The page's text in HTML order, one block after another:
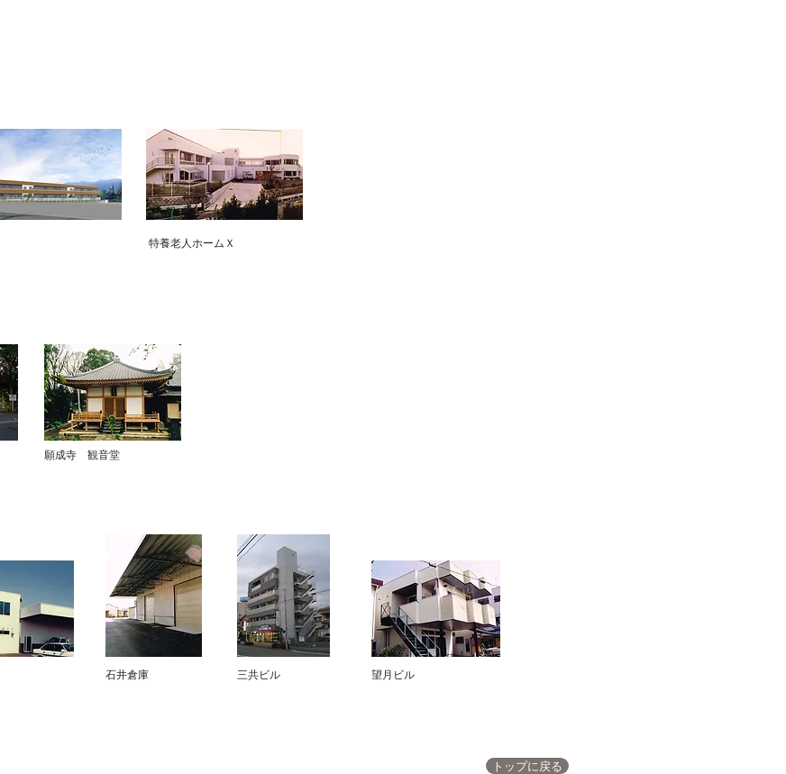
​特養老人ホームＸ
願成寺 観音堂
石井倉庫 三共ビル 望月ビル
トップに戻る